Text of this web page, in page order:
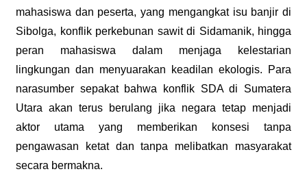
mahasiswa dan peserta, yang mengangkat isu banjir di
Sibolga, konflik perkebunan sawit di Sidamanik, hingga
peran mahasiswa dalam menjaga kelestarian
lingkungan dan menyuarakan keadilan ekologis. Para
narasumber sepakat bahwa konflik SDA di Sumatera
Utara akan terus berulang jika negara tetap menjadi
aktor utama yang memberikan konsesi tanpa
pengawasan ketat dan tanpa melibatkan masyarakat
secara bermakna.